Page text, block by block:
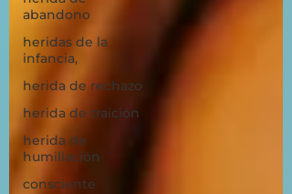
abandono
heridas de la
infancia,
herida de rechazo
herida de traición
herida de
humillación
consciente